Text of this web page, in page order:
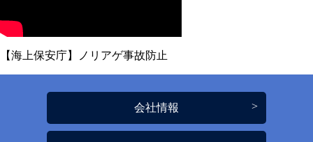
【海上保安庁】ノリアゲ事故防止
会社情報